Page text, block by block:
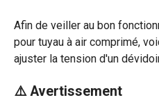
Afin de veiller au bon
pour tuyau à air comprimé,
ajuster la tension d'un
⚠️ Avertissement